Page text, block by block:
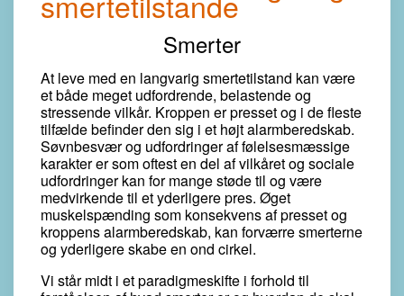
Smerter
At leve med en langvarig smertetilstand kan være
et både meget udfordrende, belastende og
stressende vilkår. Kroppen er presset og i de fleste
tilfælde befinder den sig i et højt alarmberedskab.
Søvnbesvær og udfordringer af følelsesmæssige
karakter er som oftest en del af vilkåret og sociale
udfordringer kan for mange støde til og være
medvirkende til et yderligere pres. Øget
muskelspænding som konsekvens af presset og
kroppens alarmberedskab, kan forværre smerterne
og yderligere skabe en ond cirkel.
Vi står midt i et paradigmeskifte i forhold til